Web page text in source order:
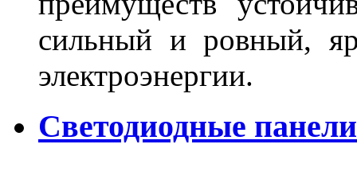
сильный и ровный,
электроэнергии.
Светодиодные